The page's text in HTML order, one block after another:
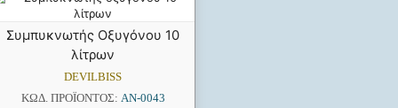
Συμπυκνωτής Οξυγόνου 10
λίτρων
DEVILBISS
ΚΩΔ. ΠΡΟΪΌΝΤΟΣ: AN-0043